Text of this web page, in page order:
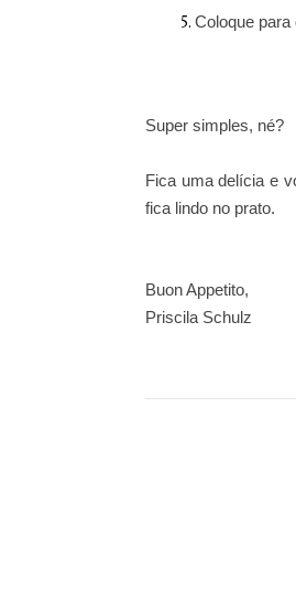
Coloque para
Super simples, né?
Fica uma delícia e
fica lindo no prato.
Buon Appetito,
Priscila Schulz